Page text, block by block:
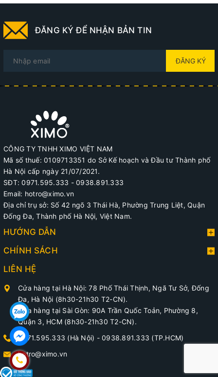
ĐĂNG KÝ ĐỂ NHẬN BẢN TIN
ĐĂNG KÝ
CÔNG TY TNHH XIMO VIỆT NAM
Mã số thuế: 0109713351 do Sở Kế hoạch và Đầu tư Thành phố
Hà Nội cấp ngày 21/07/2021.
SĐT: 0971.595.333 - 0938.891.333
Email: hotro@ximo.vn
Địa chỉ trụ sở: Số 42 ngõ 3 Thái Hà, Phường Trung Liệt, Quận
Đống Đa, Thành phố Hà Nội, Việt Nam.
HƯỚNG DẪN
CHÍNH SÁCH
LIÊN HỆ
Cửa hàng tại Hà Nội: 78 Phố Thái Thịnh, Ngã Tư Sở, Đống
Đa, Hà Nội (8h30-21h30 T2-CN).
Cửa hàng tại Sài Gòn: 90A Trần Quốc Toản, Phường 8,
Quận 3, HCM (8h30-21h30 T2-CN).
0971.595.333 (Hà Nội) - 0938.891.333 (TP.HCM)
hotro@ximo.vn